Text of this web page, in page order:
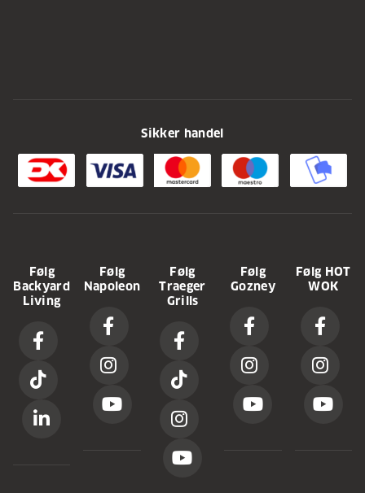
Sikker handel
Følg
Backyard
Living
Følg
Napoleon
Følg
Traeger
Grills
Følg
Gozney
Følg HOT
WOK